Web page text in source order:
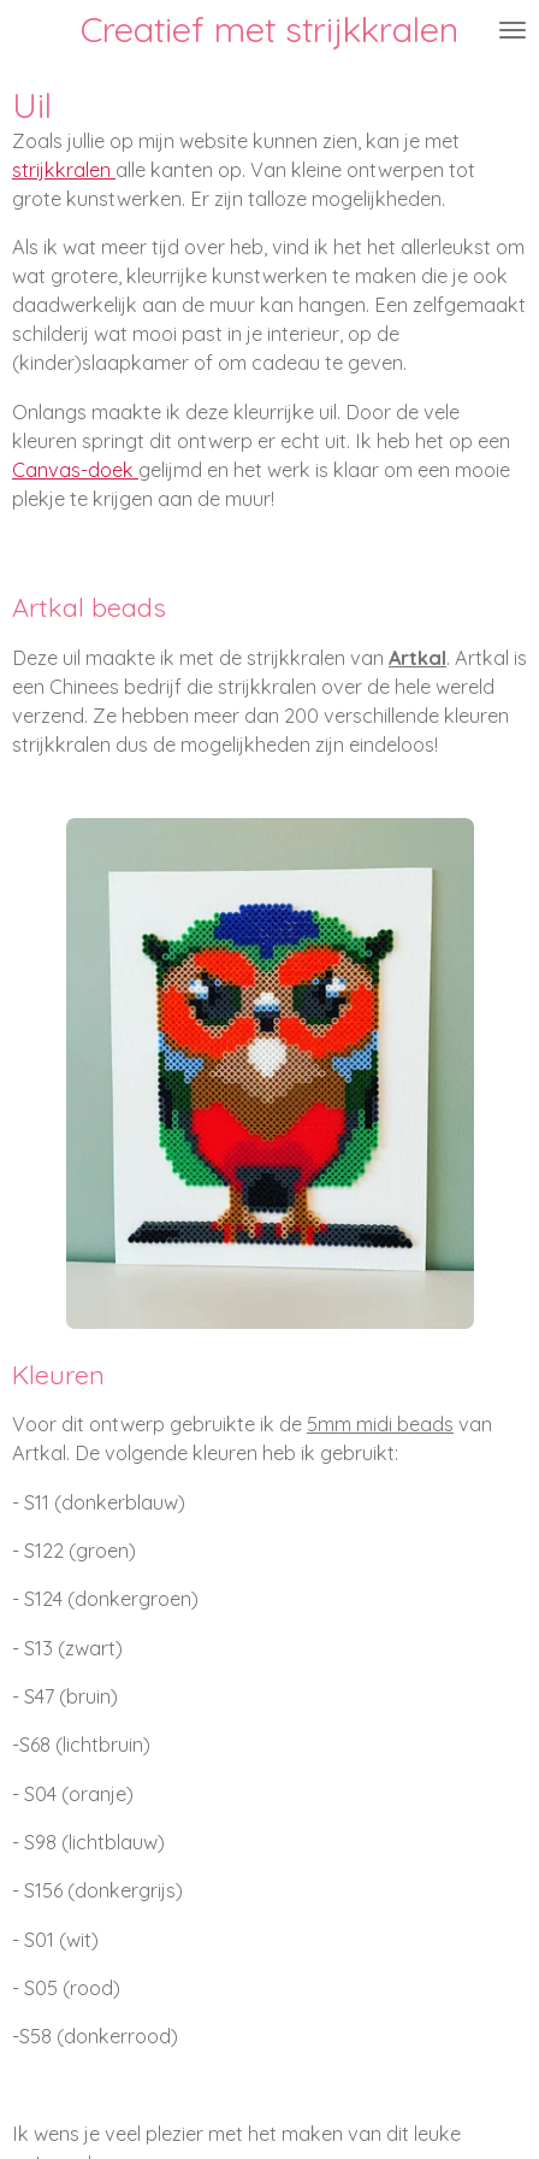
de
hoofdinhoud
Creatief met strijkkralen
Uil
Zoals jullie op mijn website kunnen zien, kan je met
strijkkralen alle kanten op. Van kleine ontwerpen tot
grote kunstwerken. Er zijn talloze mogelijkheden.
Als ik wat meer tijd over heb, vind ik het het allerleukst om
wat grotere, kleurrijke kunstwerken te maken die je ook
daadwerkelijk aan de muur kan hangen. Een zelfgemaakt
schilderij wat mooi past in je interieur, op de
(kinder)slaapkamer of om cadeau te geven.
Onlangs maakte ik deze kleurrijke uil. Door de vele
kleuren springt dit ontwerp er echt uit. Ik heb het op een
Canvas-doek gelijmd en het werk is klaar om een mooie
plekje te krijgen aan de muur!
Artkal beads
Deze uil maakte ik met de strijkkralen van Artkal. Artkal is
een Chinees bedrijf die strijkkralen over de hele wereld
verzend. Ze hebben meer dan 200 verschillende kleuren
strijkkralen dus de mogelijkheden zijn eindeloos!
Kleuren
Voor dit ontwerp gebruikte ik de 5mm midi beads van
Artkal. De volgende kleuren heb ik gebruikt:
- S11 (donkerblauw)
- S122 (groen)
- S124 (donkergroen)
- S13 (zwart)
- S47 (bruin)
-S68 (lichtbruin)
- S04 (oranje)
- S98 (lichtblauw)
- S156 (donkergrijs)
- S01 (wit)
- S05 (rood)
-S58 (donkerrood)
Ik wens je veel plezier met het maken van dit leuke